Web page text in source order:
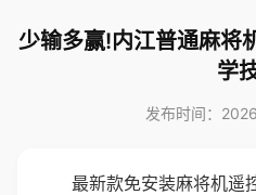
少输多赢!内江普通麻将
学
发布时间：
最新款免安装麻将机遥